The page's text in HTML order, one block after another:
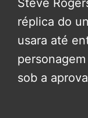
Steve
réplica do
usara até
sob a